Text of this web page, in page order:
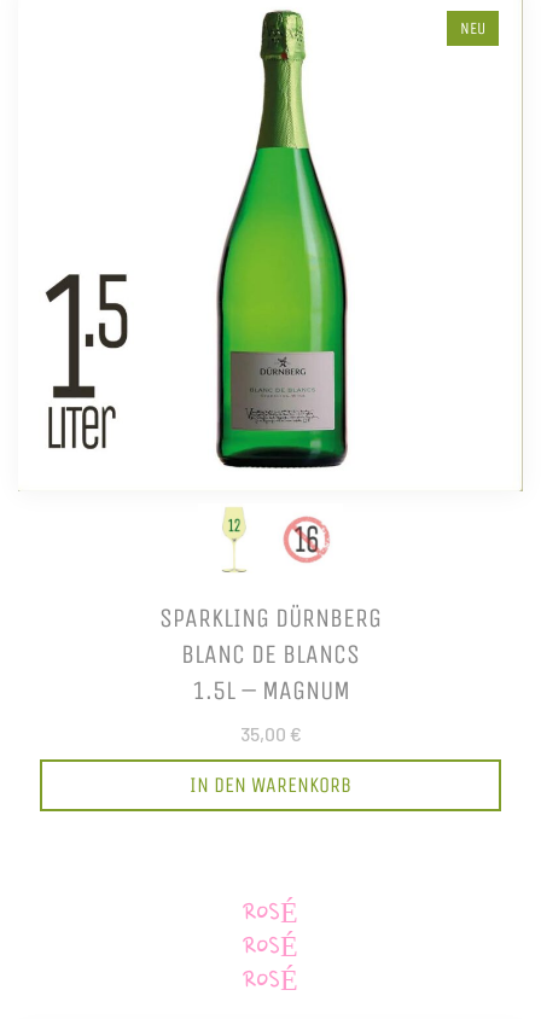
NEU
SPARKLING DÜRNBERG
BLANC DE BLANCS
1.5L – MAGNUM
35,00 €
IN DEN WARENKORB
ROSÉ
ROSÉ
ROSÉ